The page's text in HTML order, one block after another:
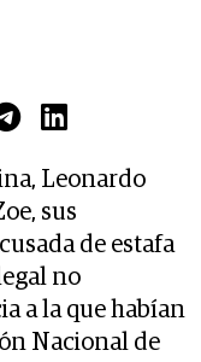
Leonardo
sus
de estafa
no
a la que habían
Nacional de